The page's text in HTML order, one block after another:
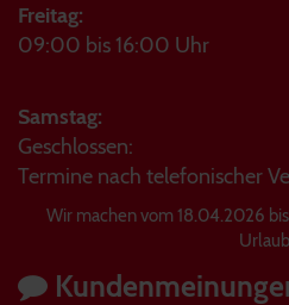
Freitag:
09:00 bis 16:00 Uhr
Samstag:
Geschlossen:
Termine nach telefonischer
Wir machen vom 18.04.2026